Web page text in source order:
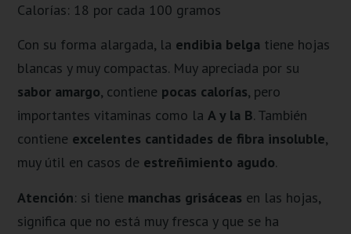
Calorías: 18 por cada 100 gramos
Con su forma alargada, la endibia belga tiene hojas
blancas y muy compactas. Muy apreciada por su
sabor amargo, contiene pocas calorías, pero
importantes vitaminas como laA y la B. También
contiene excelentes cantidades de fibra insoluble,
muy útil en casos de estreñimiento agudo.
Atención: si tiene manchas grisáceas en las hojas,
significa que no está muy fresca y que se ha